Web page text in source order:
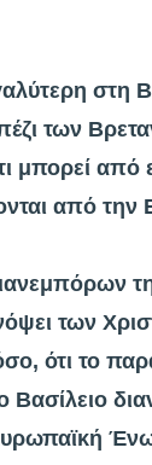
στη
των
μπορεί από
από
των
ότι το